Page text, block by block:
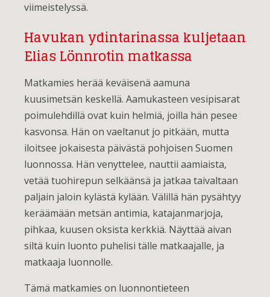
viimeistelyssä.
Havukan ydintarinassa kuljetaan
Elias Lönnrotin matkassa
Matkamies herää keväisenä aamuna
kuusimetsän keskellä. Aamukasteen vesipisarat
poimulehdillä ovat kuin helmiä, joilla hän pesee
kasvonsa. Hän on vaeltanut jo pitkään, mutta
iloitsee jokaisesta päivästä pohjoisen Suomen
luonnossa. Hän venyttelee, nauttii aamiaista,
vetää tuohirepun selkäänsä ja jatkaa taivaltaan
paljain jaloin kylästä kylään. Välillä hän pysähtyy
keräämään metsän antimia, katajanmarjoja,
pihkaa, kuusen oksista kerkkiä. Näyttää aivan
siltä kuin luonto puhelisi tälle matkaajalle, ja
matkaaja luonnolle.
Tämä matkamies on luonnontieteen